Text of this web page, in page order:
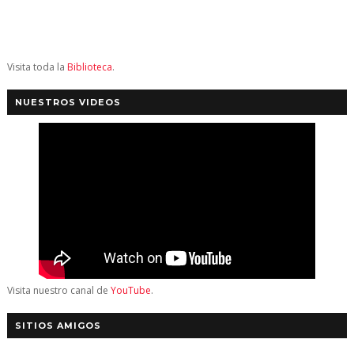
Visita toda la Biblioteca.
NUESTROS VIDEOS
Visita nuestro canal de YouTube.
SITIOS AMIGOS